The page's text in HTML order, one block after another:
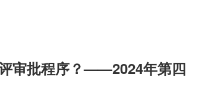
审批程序？——2024年第四